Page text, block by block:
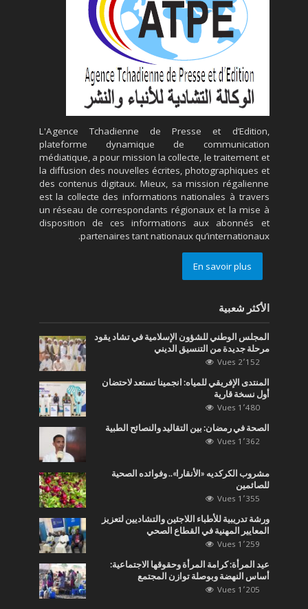
L'Agence Tchadienne de Presse et d’Edition,
plateforme dynamique de communication
médiatique, a pour mission la collecte, le traitement et
la diffusion des nouvelles écrites, photographiques et
des contenus digitaux. Mieux, sa mission régalienne
est la collecte des informations nationales à travers
un réseau de correspondants régionaux et la mise à
disposition de ces informations aux abonnés et
partenaires tant nationaux qu’internationaux.
En savoir plus
الأكثر شعبية
المجلس الوطني للشؤون الإسلامية في تشاد يقود
مرحلة جديدة من التنسيق الديني
2٬152 Vues
المنتدى الإفريقي للمياه: انجمينا تستعد لاحتضان
أول نسخة قارية
1٬480 Vues
الصحة في رمضان: بين التقاليد والنصائح الطبية
1٬362 Vues
مشروب الكركديه «الأنقارا».. وفوائده الصحية
للصائمين
1٬355 Vues
ورشة تدريبية للأطباء اللاجئين والتشاديين لتعزيز
المعايير المهنية في القطاع الصحي
1٬259 Vues
عيد المرأة: كرامة المرأة وحقوقها الاجتماعية:
أساس النهضة وبوصلة توازن المجتمع
1٬205 Vues